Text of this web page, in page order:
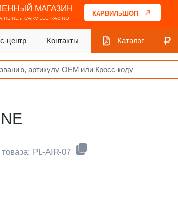
МАГАЗИН
и CARVILLE RACING
КАРВИЛЬШОП
центр Контакты Каталог
PL-AIR-07